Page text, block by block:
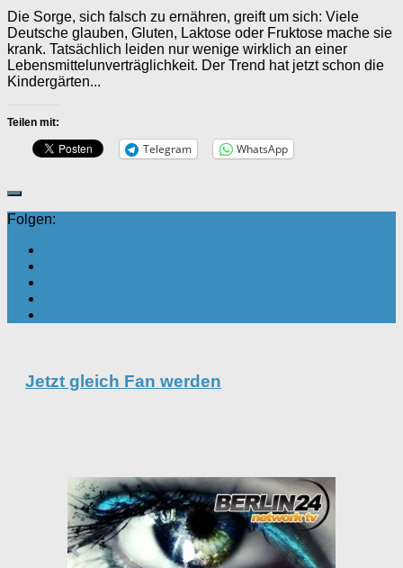
Die Sorge, sich falsch zu ernähren, greift um sich: Viele
Deutsche glauben, Gluten, Laktose oder Fruktose mache sie
krank. Tatsächlich leiden nur wenige wirklich an einer
Lebensmittelunverträglichkeit. Der Trend hat jetzt schon die
Kindergärten...
Teilen mit:
Telegram WhatsApp
Folgen:
Jetzt gleich Fan werden